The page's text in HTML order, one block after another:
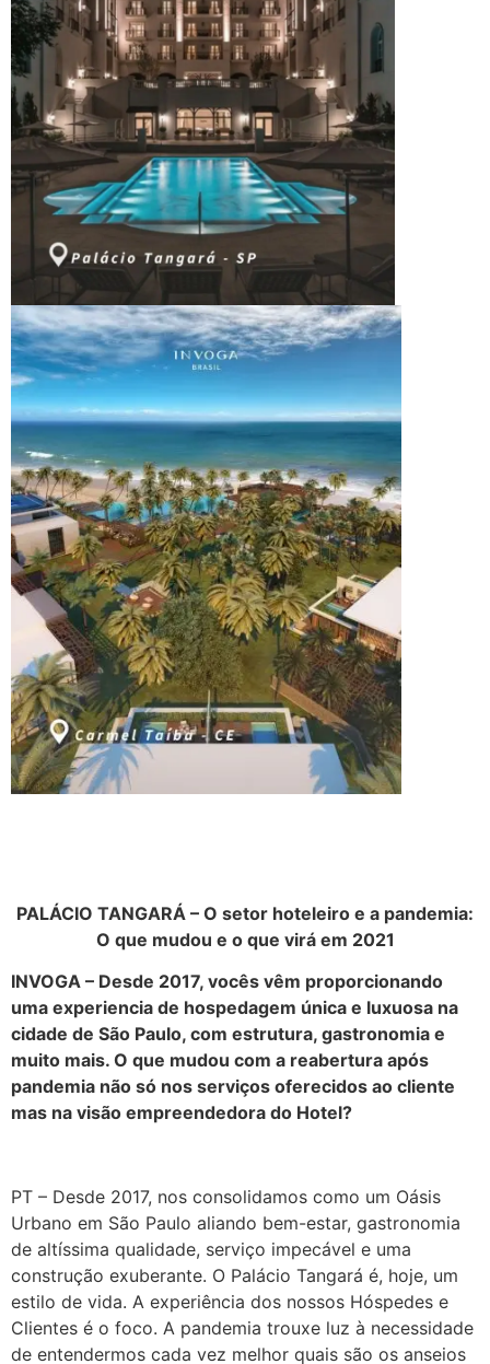
PALÁCIO TANGARÁ – O setor hoteleiro e a pandemia:
O que mudou e o que virá em 2021
INVOGA – Desde 2017, vocês vêm proporcionando
uma experiencia de hospedagem única e luxuosa na
cidade de São Paulo, com estrutura, gastronomia e
muito mais. O que mudou com a reabertura após
pandemia não só nos serviços oferecidos ao cliente
mas na visão empreendedora do Hotel?
PT – Desde 2017, nos consolidamos como um Oásis
Urbano em São Paulo aliando bem-estar, gastronomia
de altíssima qualidade, serviço impecável e uma
construção exuberante. O Palácio Tangará é, hoje, um
estilo de vida. A experiência dos nossos Hóspedes e
Clientes é o foco. A pandemia trouxe luz à necessidade
de entendermos cada vez melhor quais são os anseios